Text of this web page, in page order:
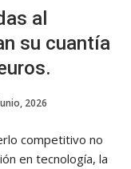
al
su cuantía
2026
competitivo no
en tecnología, la